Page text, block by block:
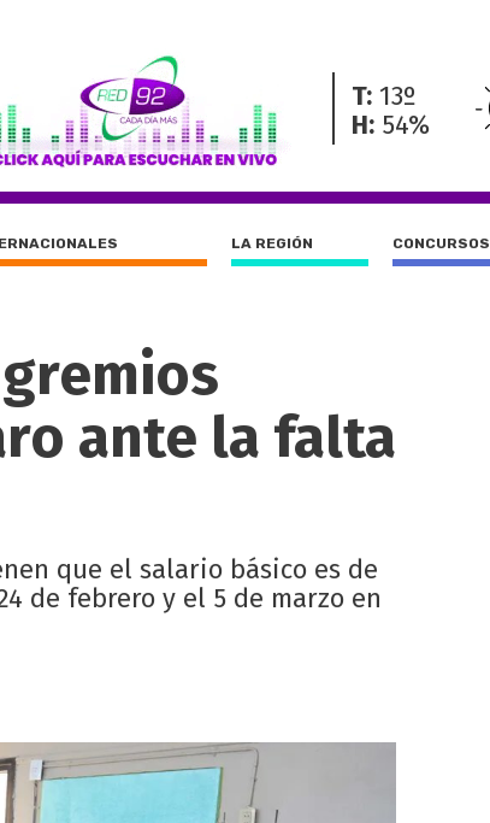
T: 13º
H: 54%
LA REGIÓN CONCURSOS
ante la falta
que el salario básico es de
de febrero y el 5 de marzo en